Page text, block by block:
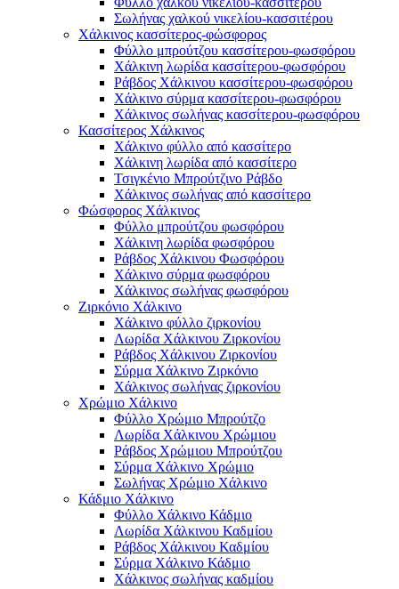
Σωλήνας χαλκού νικελίου-κασσιτέρου
Χάλκινος κασσίτερος-φώσφορος
Φύλλο μπρούτζου κασσίτερου-φωσφόρου
Χάλκινη λωρίδα κασσίτερου-φωσφόρου
Ράβδος Χάλκινου κασσίτερου-φωσφόρου
Χάλκινο σύρμα κασσίτερου-φωσφόρου
Χάλκινος σωλήνας κασσίτερου-φωσφόρου
Κασσίτερος Χάλκινος
Χάλκινο φύλλο από κασσίτερο
Χάλκινη λωρίδα από κασσίτερο
Τσιγκένιο Μπρούτζινο Ράβδο
Χάλκινος σωλήνας από κασσίτερο
Φώσφορος Χάλκινος
Φύλλο μπρούτζου φωσφόρου
Χάλκινη λωρίδα φωσφόρου
Ράβδος Χάλκινου Φωσφόρου
Χάλκινο σύρμα φωσφόρου
Χάλκινος σωλήνας φωσφόρου
Ζιρκόνιο Χάλκινο
Χάλκινο φύλλο ζιρκονίου
Λωρίδα Χάλκινου Ζιρκονίου
Ράβδος Χάλκινου Ζιρκονίου
Σύρμα Χάλκινο Ζιρκόνιο
Χάλκινος σωλήνας ζιρκονίου
Χρώμιο Χάλκινο
Φύλλο Χρώμιο Μπρούτζο
Λωρίδα Χάλκινου Χρώμιου
Ράβδος Χρώμιου Μπρούτζου
Σύρμα Χάλκινο Χρώμιο
Σωλήνας Χρώμιο Χάλκινο
Κάδμιο Χάλκινο
Φύλλο Χάλκινο Κάδμιο
Λωρίδα Χάλκινου Καδμίου
Ράβδος Χάλκινου Καδμίου
Σύρμα Χάλκινο Κάδμιο
Χάλκινος σωλήνας καδμίου